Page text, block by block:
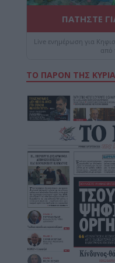
ΠΑΤΗΣΤΕ
Live ενημέρωση για
από
ΤΟ ΠΑΡΟΝ ΤΗΣ